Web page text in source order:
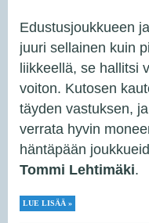
Edustusjoukkueen
juuri sellainen kuin
liikkeellä, se hallitsi
voiton. Kutosen
täyden vastuksen,
verrata hyvin
häntäpään
Tommi Lehtimäki.
LUE LISÄÄ »